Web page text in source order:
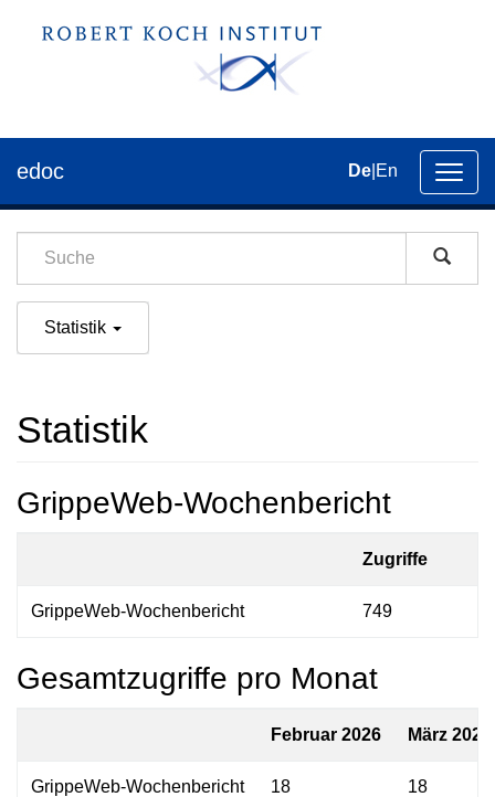
der
edoc De En
Statistik
Statistik
GrippeWeb-Wochenbericht
Zugriffe
GrippeWeb-Wochenbericht 749
Gesamtzugriffe pro Monat
Februar 2026 März 2026
GrippeWeb-Wochenbericht 18 18